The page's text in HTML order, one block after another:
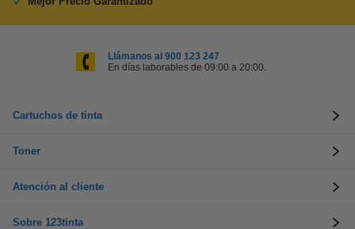
Llámanos al 900 123 247
En días laborables de 09:00 a 20:00.
Cartuchos de tinta
Toner
Atención al cliente
Sobre 123tinta